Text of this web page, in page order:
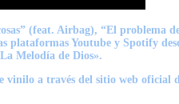
” (feat. Airbag), “El problema
plataformas Youtube y Spotify
Melodía de Dios».
a través del sitio web oficial